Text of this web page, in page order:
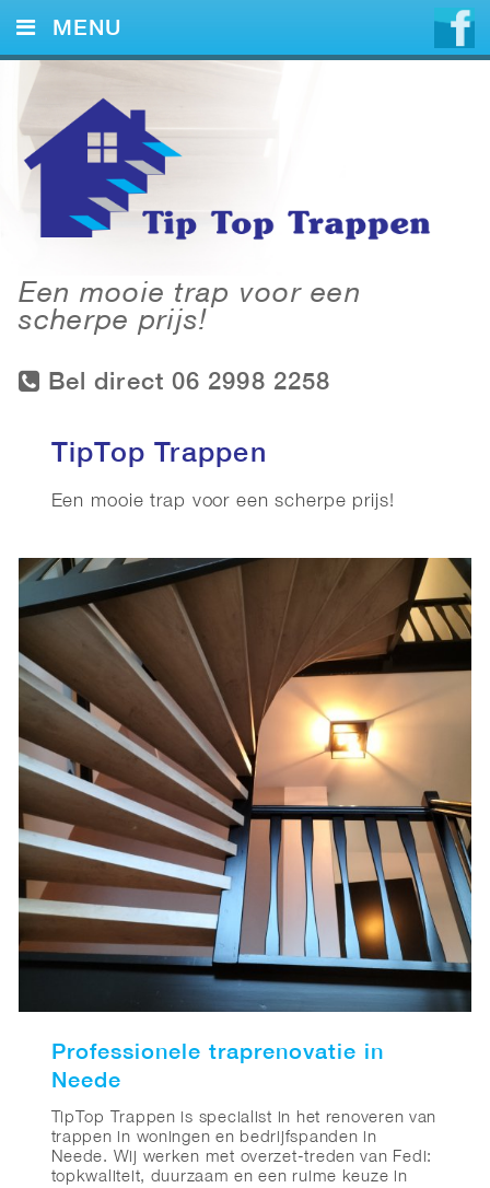
Een mooie trap voor een
scherpe prijs!
Bel direct 06 2998 2258
MENU
HOME
DIENSTEN
VOORBEELDEN
CONTACT
TipTop Trappen
Een mooie trap voor een scherpe prijs!
Professionele traprenovatie in
Neede
TipTop Trappen is specialist in het renoveren van
trappen in woningen en bedrijfspanden in
Neede. Wij werken met overzet-treden van Fedi:
topkwaliteit, duurzaam en een ruime keuze in